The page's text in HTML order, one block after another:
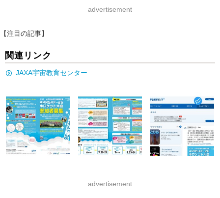
advertisement
【注目の記事】
関連リンク
JAXA宇宙教育センター
advertisement